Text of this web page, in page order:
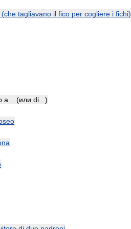
(che tagliavano il fico per cogliere i fichi)
a ... (или di ...)